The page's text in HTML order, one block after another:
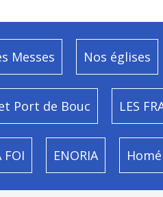
Messes Nos églises
Port de Bouc LES
FOI ENORIA